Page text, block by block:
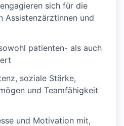
sich für die
Assistenzärztinnen und
patienten- als auch
soziale Stärke,
und Teamfähigkeit
und Motivation mit,